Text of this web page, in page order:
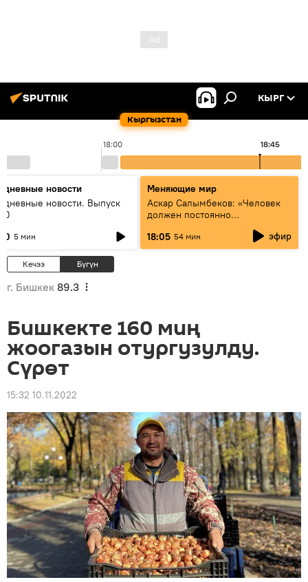
Кыргызстан
КЫРГ
18:00 18:45
новости
новости. Выпуск
5 мин
Меняющие мир
Аскар Салымбеков: «Человек
должен постоянно
18:05 54 мин эфир
Кечээ Бүгүн
г. Бишкек 89.3
Бишкекте 160 миң
жоогазын отургузулду.
Сүрөт
15:32 10.11.2022